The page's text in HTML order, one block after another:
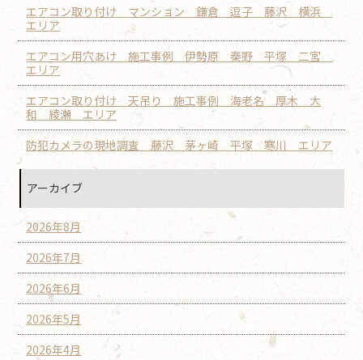
エアコン取り付け マンション 鎌倉 逗子 藤沢 横浜
エリア
エアコン用穴あけ 施工事例 伊勢原 秦野 平塚 二宮
エリア
エアコン取り付け 天吊り 施工事例 海老名 厚木 大
和 綾瀬 エリア
防犯カメラの現地調査 藤沢 茅ヶ崎 平塚 寒川 エリア
アーカイブ
2026年8月
2026年7月
2026年6月
2026年5月
2026年4月